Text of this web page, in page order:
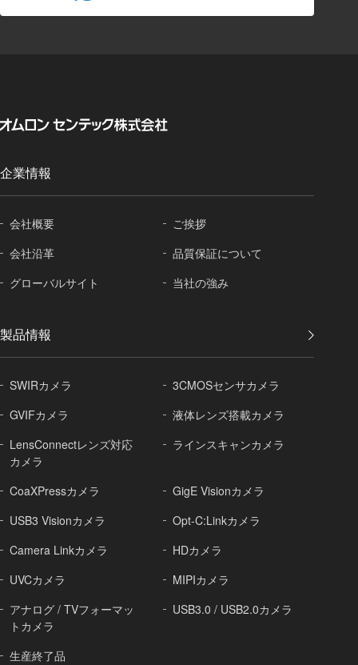
企業情報
会社概要
ご挨拶
会社沿革
品質保証について
グローバルサイト 当社の強み
製品情報
SWIRカメラ
3CMOSセンサカメラ
GVIFカメラ
液体レンズ搭載カメラ
LensConnectレンズ対応
カメラ
ラインスキャンカメラ
CoaXPressカメラ
GigE Visionカメラ
USB3 Visionカメラ
Opt-C:Linkカメラ
Camera Linkカメラ
HDカメラ
UVCカメラ
MIPIカメラ
アナログ / TVフォーマッ
トカメラ
USB3.0 / USB2.0カメラ
生産終了品